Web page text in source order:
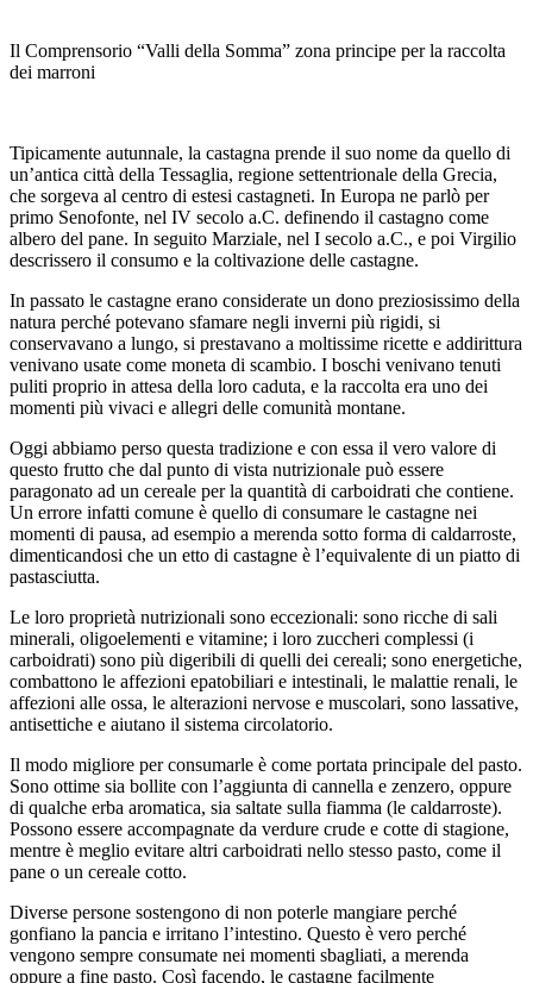
Il Comprensorio “Valli della Somma” zona principe per la raccolta
dei marroni
Tipicamente autunnale, la castagna prende il suo nome da quello di
un’antica città della Tessaglia, regione settentrionale della Grecia,
che sorgeva al centro di estesi castagneti. In Europa ne parlò per
primo Senofonte, nel IV secolo a.C. definendo il castagno come
albero del pane. In seguito Marziale, nel I secolo a.C., e poi Virgilio
descrissero il consumo e la coltivazione delle castagne.
In passato le castagne erano considerate un dono preziosissimo della
natura perché potevano sfamare negli inverni più rigidi, si
conservavano a lungo, si prestavano a moltissime ricette e addirittura
venivano usate come moneta di scambio. I boschi venivano tenuti
puliti proprio in attesa della loro caduta, e la raccolta era uno dei
momenti più vivaci e allegri delle comunità montane.
Oggi abbiamo perso questa tradizione e con essa il vero valore di
questo frutto che dal punto di vista nutrizionale può essere
paragonato ad un cereale per la quantità di carboidrati che contiene.
Un errore infatti comune è quello di consumare le castagne nei
momenti di pausa, ad esempio a merenda sotto forma di caldarroste,
dimenticandosi che un etto di castagne è l’equivalente di un piatto di
pastasciutta.
Le loro proprietà nutrizionali sono eccezionali: sono ricche di sali
minerali, oligoelementi e vitamine; i loro zuccheri complessi (i
carboidrati) sono più digeribili di quelli dei cereali; sono energetiche,
combattono le affezioni epatobiliari e intestinali, le malattie renali, le
affezioni alle ossa, le alterazioni nervose e muscolari, sono lassative,
antisettiche e aiutano il sistema circolatorio.
Il modo migliore per consumarle è come portata principale del pasto.
Sono ottime sia bollite con l’aggiunta di cannella e zenzero, oppure
di qualche erba aromatica, sia saltate sulla fiamma (le caldarroste).
Possono essere accompagnate da verdure crude e cotte di stagione,
mentre è meglio evitare altri carboidrati nello stesso pasto, come il
pane o un cereale cotto.
Diverse persone sostengono di non poterle mangiare perché
gonfiano la pancia e irritano l’intestino. Questo è vero perché
vengono sempre consumate nei momenti sbagliati, a merenda
oppure a fine pasto. Così facendo, le castagne facilmente